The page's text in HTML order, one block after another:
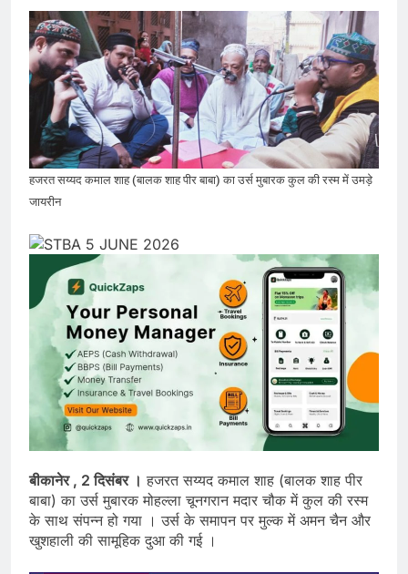
हजरत सय्यद कमाल शाह (बालक शाह पीर बाबा) का उर्स मुबारक कुल की रस्म में उमड़े
जायरीन
बीकानेर , 2 दिसंबर । हजरत सय्यद कमाल शाह (बालक शाह पीर
बाबा) का उर्स मुबारक मोहल्ला चूनगरान मदार चौक में कुल की रस्म
के साथ संपन्न हो गया । उर्स के समापन पर मुल्क में अमन चैन और
खुशहाली की सामूहिक दुआ की गई ।